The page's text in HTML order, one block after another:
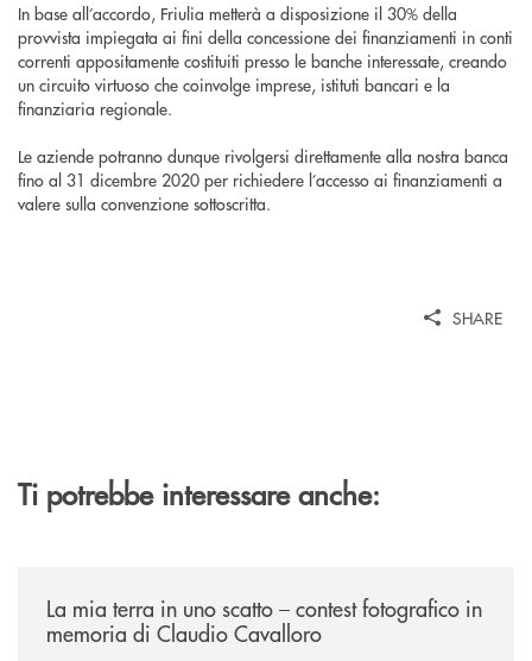
In base all’accordo, Friulia metterà a disposizione il 30% della
provvista impiegata ai fini della concessione dei finanziamenti in conti
correnti appositamente costituiti presso le banche interessate, creando
un circuito virtuoso che coinvolge imprese, istituti bancari e la
finanziaria regionale.
Le aziende potranno dunque rivolgersi direttamente alla nostra banca
fino al 31 dicembre 2020 per richiedere l’accesso ai finanziamenti a
valere sulla convenzione sottoscritta.
SHARE
Ti potrebbe interessare anche:
La mia terra in uno scatto – contest fotografico in
memoria di Claudio Cavalloro